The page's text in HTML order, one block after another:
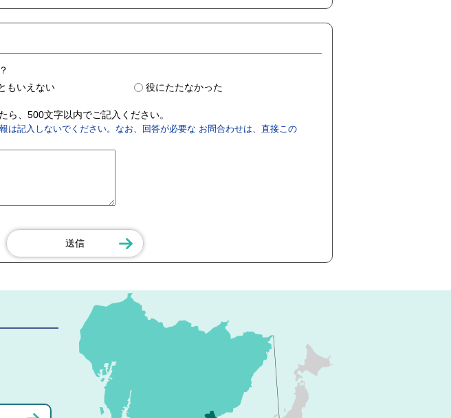
もいえない 役にたたなかった
ら、500文字以内でご記入ください。
は記入しないでください。なお、回答が必要な お問合わせは、直接この